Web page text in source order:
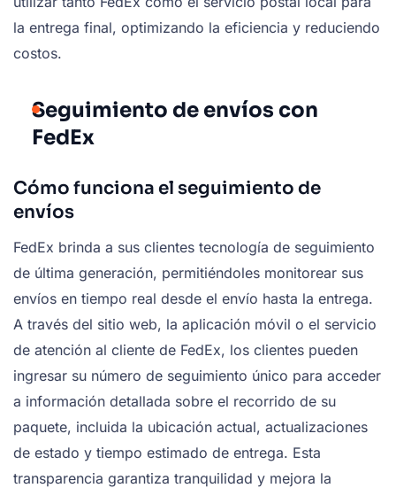
la entrega final, optimizando la eficiencia y reduciendo
costos.
Seguimiento de envíos con
FedEx
Cómo funciona el seguimiento de
envíos
FedEx brinda a sus clientes tecnología de seguimiento
de última generación, permitiéndoles monitorear sus
envíos en tiempo real desde el envío hasta la entrega.
A través del sitio web, la aplicación móvil o el servicio
de atención al cliente de FedEx, los clientes pueden
ingresar su número de seguimiento único para acceder
a información detallada sobre el recorrido de su
paquete, incluida la ubicación actual, actualizaciones
de estado y tiempo estimado de entrega. Esta
transparencia garantiza tranquilidad y mejora la